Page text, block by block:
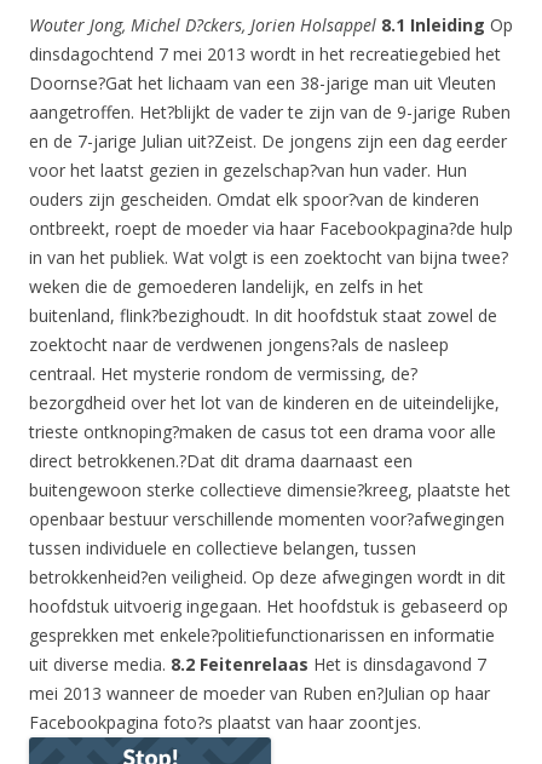
Wouter Jong, Michel D?ckers, Jorien Holsappel 8.1 Inleiding Op
dinsdagochtend 7 mei 2013 wordt in het recreatiegebied het
Doornse?Gat het lichaam van een 38-jarige man uit Vleuten
aangetroffen. Het?blijkt de vader te zijn van de 9-jarige Ruben
en de 7-jarige Julian uit?Zeist. De jongens zijn een dag eerder
voor het laatst gezien in gezelschap?van hun vader. Hun
ouders zijn gescheiden. Omdat elk spoor?van de kinderen
ontbreekt, roept de moeder via haar Facebookpagina?de hulp
in van het publiek. Wat volgt is een zoektocht van bijna twee?
weken die de gemoederen landelijk, en zelfs in het
buitenland, flink?bezighoudt. In dit hoofdstuk staat zowel de
zoektocht naar de verdwenen jongens?als de nasleep
centraal. Het mysterie rondom de vermissing, de?
bezorgdheid over het lot van de kinderen en de uiteindelijke,
trieste ontknoping?maken de casus tot een drama voor alle
direct betrokkenen.?Dat dit drama daarnaast een
buitengewoon sterke collectieve dimensie?kreeg, plaatste het
openbaar bestuur verschillende momenten voor?afwegingen
tussen individuele en collectieve belangen, tussen
betrokkenheid?en veiligheid. Op deze afwegingen wordt in dit
hoofdstuk uitvoerig ingegaan. Het hoofdstuk is gebaseerd op
gesprekken met enkele?politiefunctionarissen en informatie
uit diverse media. 8.2 Feitenrelaas Het is dinsdagavond 7
mei 2013 wanneer de moeder van Ruben en?Julian op haar
Facebookpagina foto?s plaatst van haar zoontjes.